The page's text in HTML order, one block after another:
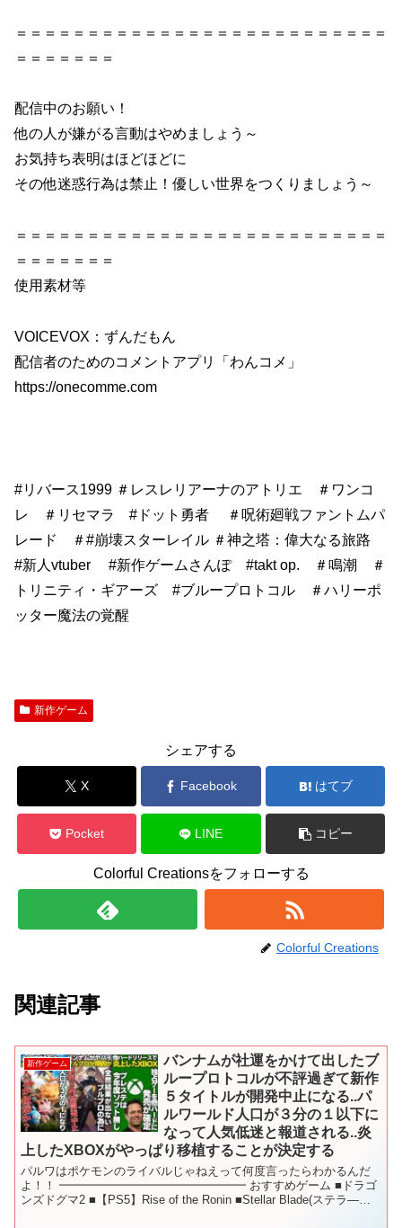
＝＝＝＝＝＝＝＝＝＝＝＝＝＝＝＝＝＝＝＝＝＝＝＝＝＝
＝＝＝＝＝＝＝
配信中のお願い！
他の人が嫌がる言動はやめましょう～
お気持ち表明はほどほどに
その他迷惑行為は禁止！優しい世界をつくりましょう～
＝＝＝＝＝＝＝＝＝＝＝＝＝＝＝＝＝＝＝＝＝＝＝＝＝＝
＝＝＝＝＝＝＝
使用素材等
VOICEVOX：ずんだもん
配信者のためのコメントアプリ「わんコメ」
https://onecomme.com
#リバース1999 ＃レスレリアーナのアトリエ ＃ワンコ
レ ＃リセマラ #ドット勇者 ＃呪術廻戦ファントムパ
レード ＃#崩壊スターレイル ＃神之塔：偉大なる旅路
#新人vtuber #新作ゲームさんぽ #takt op. ＃鳴潮 ＃
トリニティ・ギアーズ #ブループロトコル ＃ハリーポ
ッター魔法の覚醒
新作ゲーム
シェアする
X Facebook はてブ
Pocket LINE コピー
Colorful Creationsをフォローする
Colorful Creations
関連記事
新作ゲーム
バンナムが社運をかけて出したブ
ループロトコルが不評過ぎて新作
５タイトルが開発中止になる..パ
ルワールド人口が３分の１以下に
なって人気低迷と報道される..炎
上したXBOXがやっぱり移植することが決定する
パルワはポケモンのライバルじゃねえって何度言ったらわかるんだ
よ！！ ━━━━━━━━━━━━━━━━ おすすめゲーム ■ドラゴ
ンズドグマ2 ■【PS5】Rise of the Ronin ■Stellar Blade(ステラ―ブ